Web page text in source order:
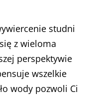
studni
z wieloma
perspektywie
wszelkie
wody pozwoli Ci